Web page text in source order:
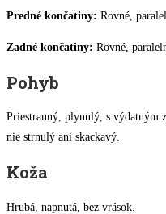
Predné končatiny: Rovné,
Zadné končatiny: Rovné,
Pohyb
Priestranný, plynulý, s výdatným
nie strnulý ani skackavý.
Koža
Hrubá, napnutá, bez vrások.